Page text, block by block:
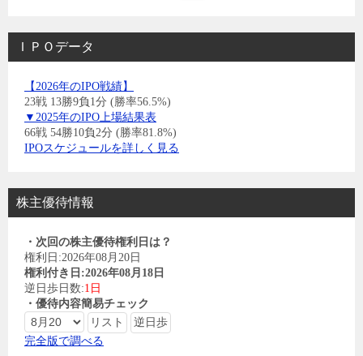
ＩＰＯデータ
【2026年のIPO戦績】
23戦 13勝9負1分 (勝率56.5%)
▼2025年のIPO上場結果表
66戦 54勝10負2分 (勝率81.8%)
IPOスケジュールを詳しく見る
株主優待情報
・次回の株主優待権利日は？
権利日:2026年08月20日
権利付き日:2026年08月18日
逆日歩日数:1日
・優待内容簡易チェック
完全版で調べる